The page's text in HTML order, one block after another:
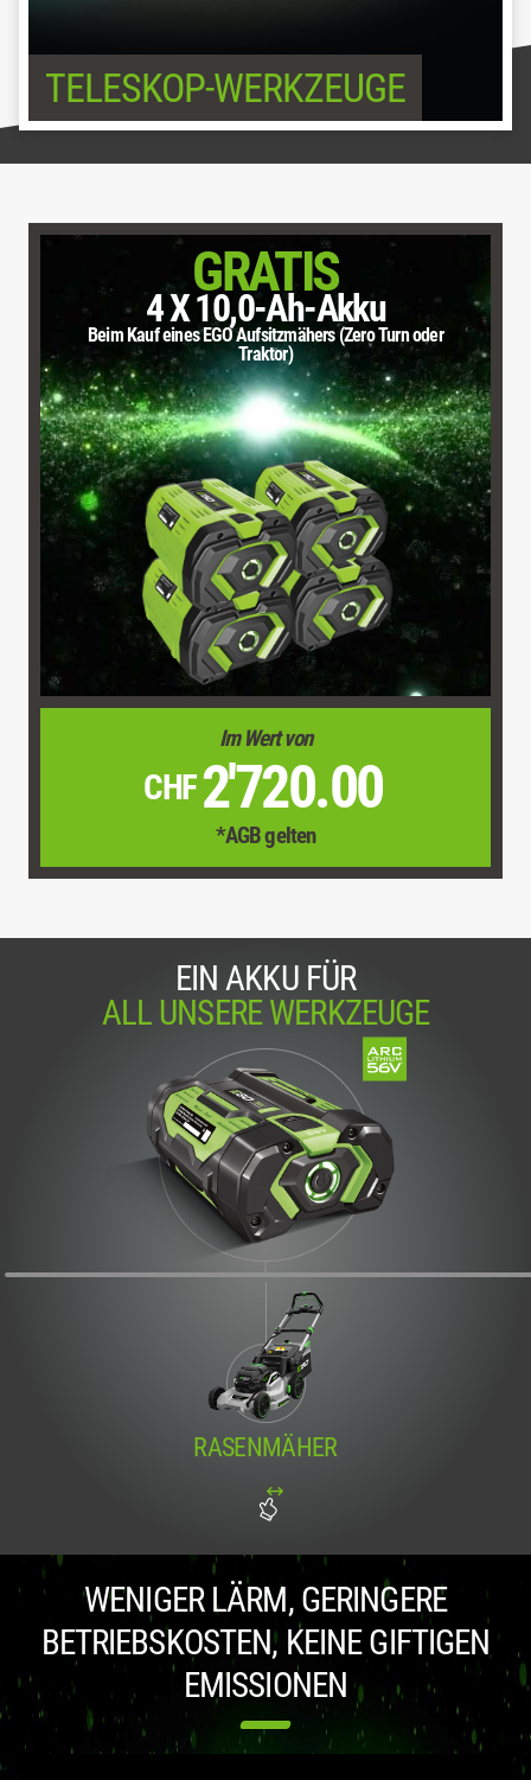
TELESKOP-WERKZEUGE
GRATIS
4 X 10,0-Ah-Akku
Beim Kauf eines EGO Aufsitzmähers (Zero Turn oder
Traktor)
Im Wert von
CHF2'720.00
*AGB gelten
EIN AKKU FÜR
ALL UNSERE WERKZEUGE
RASENMÄHER
WENIGER LÄRM, GERINGERE
BETRIEBSKOSTEN, KEINE GIFTIGEN
EMISSIONEN